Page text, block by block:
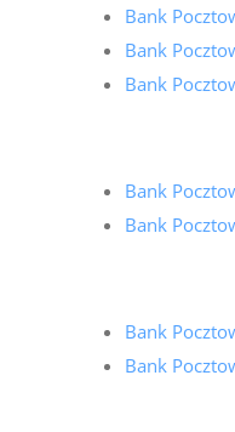
Bank
Bank
Bank
Bank
Bank
Bank
Bank